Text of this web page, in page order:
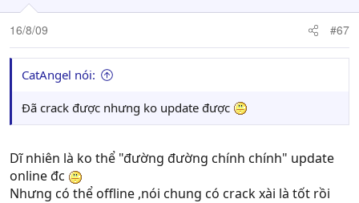
16/8/09 #67
CatAngel nói:
Đã crack được nhưng ko update được
Dĩ nhiên là ko thể "đường đường chính chính" update
online đc
Nhưng có thể offline ,nói chung có crack xài là tốt rồi